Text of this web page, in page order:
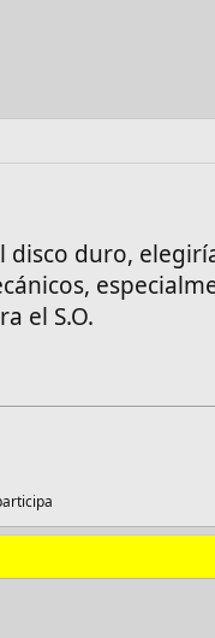
disco duro,
el S.O.